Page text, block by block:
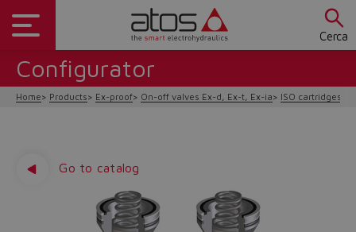
Cerca
Configurator
Home Products Ex-proof On-off valves Ex-d, Ex-t, Ex-ia ISO cartridges
Go to catalog